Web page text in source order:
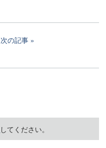
次の記事
してください。